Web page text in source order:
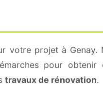
votre projet à Genay.
pour obtenir
travaux de rénovation.